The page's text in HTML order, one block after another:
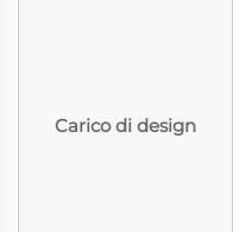
Carico di design